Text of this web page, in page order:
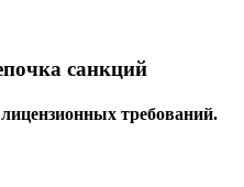
санкций
требований.